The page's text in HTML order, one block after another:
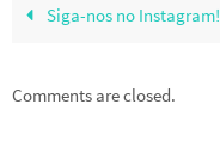
Siga-nos no Instagram!
Comments are closed.